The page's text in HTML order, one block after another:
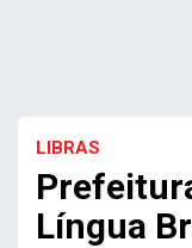
LIBRAS
Língua